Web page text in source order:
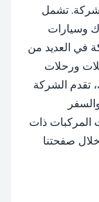
تشمل
وسيارات
في العديد من
ورحلات
تقدم الشركة
المركبات ذات
صفحتنا